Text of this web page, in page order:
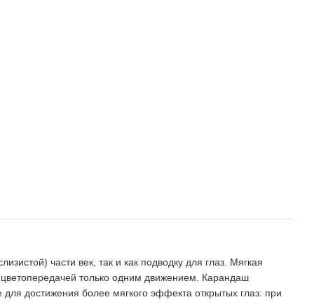
части век, так и как подводку для глаз. Мягкая
только одним движением. Карандаш
достижения более мягкого эффекта открытых глаз: при